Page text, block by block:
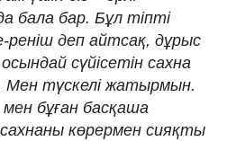
бала бар. Бұл тіпті
реніш деп айтсақ, дұрыс
сүйісетін сахна
түскелі жатырмын.
бұған басқаша
көрермен сияқты